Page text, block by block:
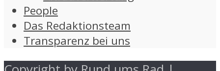
People
Das Redaktionsteam
Transparenz bei uns